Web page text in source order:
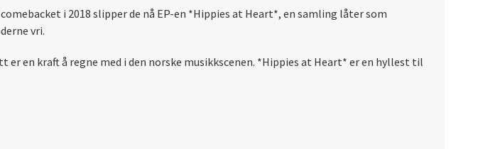
i 2018 slipper de nå EP-en *Hippies at Heart*, en samling låter som
vri.
en kraft å regne med i den norske musikkscenen. *Hippies at Heart* er en hyllest til